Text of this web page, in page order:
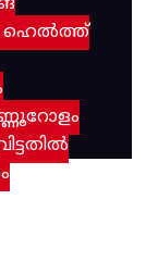
ഹെൽത്ത്